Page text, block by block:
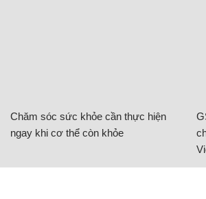
Chăm sóc sức khỏe cần thực hiện
ngay khi cơ thể còn khỏe